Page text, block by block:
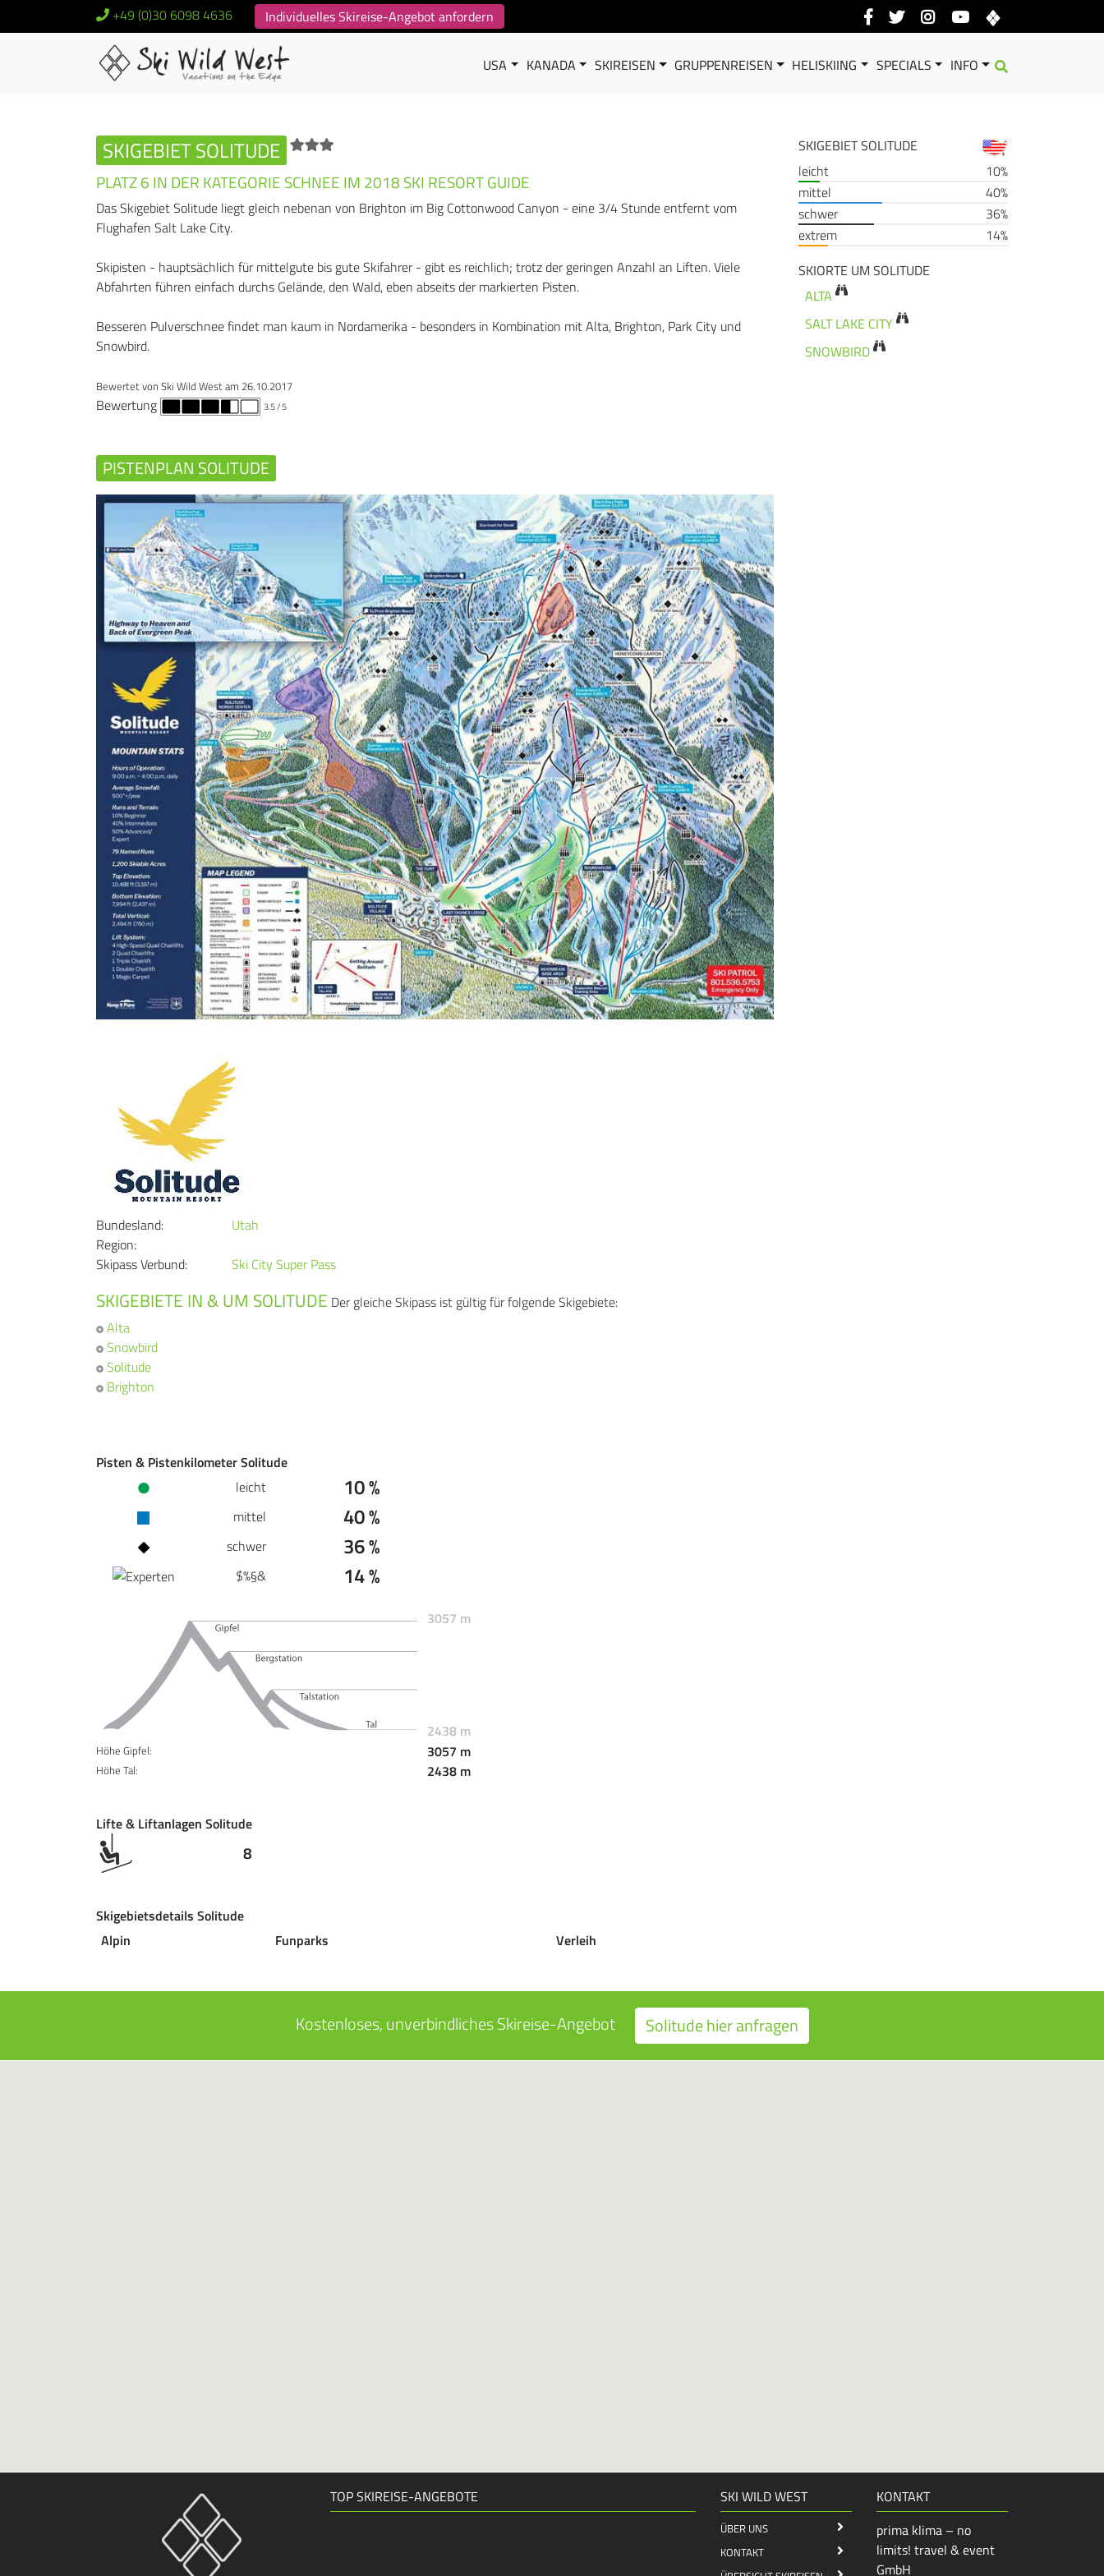
+49 (0)30 6098 4636 Individuelles Skireise-Angebot anfordern
USA KANADA SKIREISEN GRUPPENREISEN HELISKIING SPECIALS INFO
SKIGEBIET SOLITUDE
PLATZ 6 IN DER KATEGORIE SCHNEE IM 2018 SKI RESORT GUIDE
Das Skigebiet Solitude liegt gleich nebenan von Brighton im Big Cottonwood Canyon - eine 3/4 Stunde entfernt vom
Flughafen Salt Lake City.
Skipisten - hauptsächlich für mittelgute bis gute Skifahrer - gibt es reichlich; trotz der geringen Anzahl an Liften. Viele
Abfahrten führen einfach durchs Gelände, den Wald, eben abseits der markierten Pisten.
Besseren Pulverschnee findet man kaum in Nordamerika - besonders in Kombination mit Alta, Brighton, Park City und
Snowbird.
Bewertet von Ski Wild Westam 26.10.2017
Bewertung 3.5/ 5
PISTENPLAN SOLITUDE
Bundesland:
Utah
Region:
Skipass Verbund:
Ski City Super Pass
SKIGEBIETE IN & UM SOLITUDE Der gleiche Skipass ist gültig für folgende Skigebiete:
Alta
Snowbird
Solitude
Brighton
Pisten & Pistenkilometer Solitude
leicht
10 %
mittel 40 %
schwer 36 %
$%§& 14 %
3057 m
2438 m
Höhe Gipfel: 3057 m
Höhe Tal: 2438 m
Lifte & Liftanlagen Solitude
8
Skigebietsdetails Solitude
Alpin
Funparks Verleih
SKIGEBIET SOLITUDE
leicht
10%
mittel
40%
schwer
36%
extrem
14%
SKIORTE UM SOLITUDE
ALTA
SALT LAKE CITY
SNOWBIRD
Kostenloses, unverbindliches Skireise-Angebot Solitude hier anfragen
TOP SKIREISE-ANGEBOTE SKI WILD WEST
ÜBER UNS
KONTAKT
KONTAKT
prima klima – no
limits! travel & event
GmbH